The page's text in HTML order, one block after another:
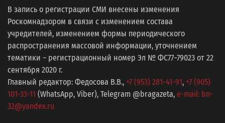
В запись о регистрации СМИ внесены изменения
Роскомнадзором в связи с изменением состава
учредителей, изменением формы периодического
распространения массовой информации, уточнением
тематики − регистрационный номер Эл № ФС77−79023 от 22
сентября 2020 г.
Главный редактор: Федосова В.В., +7 (953) 281-41-91, +7 (905)
101-33-11 (WhatsApp, Viber), Telegram @bragazeta, e-mail: bn-
32@yandex.ru